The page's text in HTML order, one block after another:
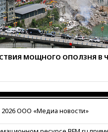
МОЩНОГО ОПОЛЗНЯ В
ООО «Медиа новости»